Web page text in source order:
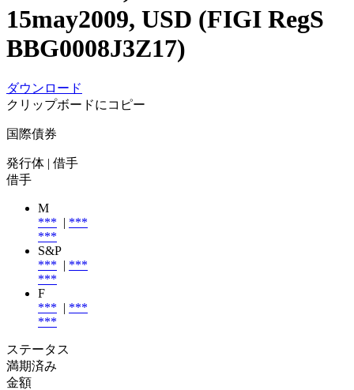
15may2009, USD (FIGI RegS
BBG0008J3Z17)
ダウンロード
クリップボードにコピー
国際債券
発行体 | 借手
借手
M
*** | ***
***
S&P
*** | ***
***
F
*** | ***
***
ステータス
満期済み
金額